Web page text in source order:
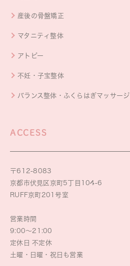
産後の骨盤矯正
マタニティ整体
アトピー
不妊・子宝整体
バランス整体・ふくらはぎマッサージ
ACCESS
〒612-8083
京都市伏見区京町5丁目104-6
RUFF京町201号室
営業時間
9:00～21:00
定休日 不定休
土曜・日曜・祝日も営業